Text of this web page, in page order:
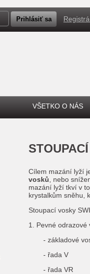
VŠETKO O NÁS
Cílem mazání lyží
vosků , nebo
mazání lyží tkví v
krystalkům sněhu,
Stoupací vosky
1. Pevné odrazové
- základové
- řada V
- řada VR